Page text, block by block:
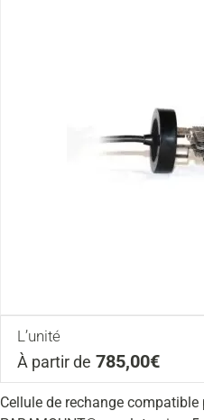
L’unité
À partir de 785,00€
Cellule de rechange